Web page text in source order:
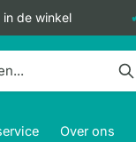
in de winkel
Over ons